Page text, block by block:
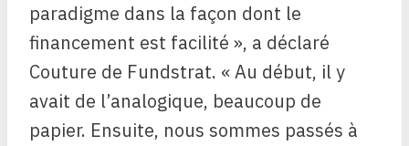
paradigme dans la façon dont le
financement est facilité », a déclaré
Couture de Fundstrat. « Au début, il y
avait de l’analogique, beaucoup de
papier. Ensuite, nous sommes passés à